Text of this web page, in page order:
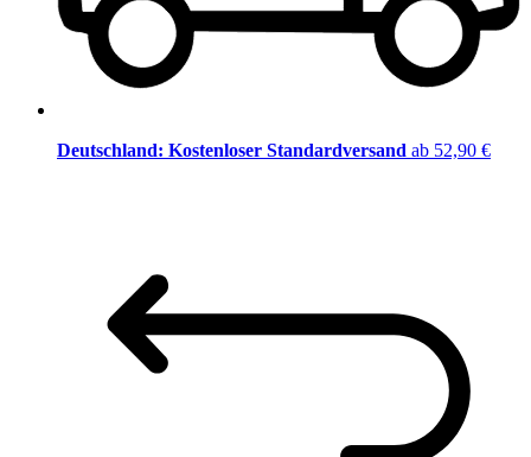
Deutschland: Kostenloser Standardversand ab 52,90 €